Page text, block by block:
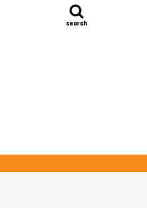
search